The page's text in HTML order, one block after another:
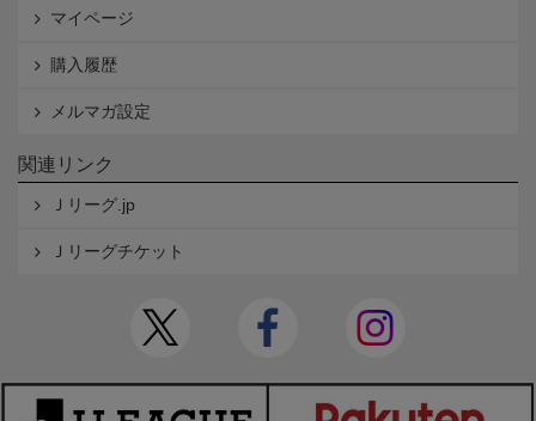
マイページ
購入履歴
メルマガ設定
関連リンク
Ｊリーグ.jp
Ｊリーグチケット